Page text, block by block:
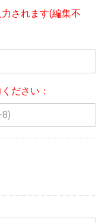
されます(編集不
ださい：